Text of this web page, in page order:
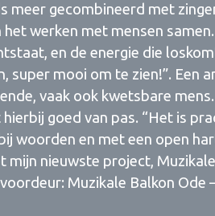
meer gecombineerd met
werken met mensen
en de energie die
super mooi om te zien!”. Een
vaak ook kwetsbare
goed van pas. “Het is
woorden en met een open
nieuwste project,
Muzikale Balkon Ode